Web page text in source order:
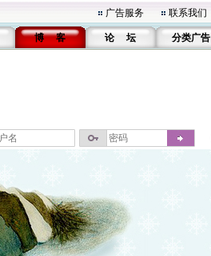
广告服务 联系我们
博 客 论 坛 分类广告